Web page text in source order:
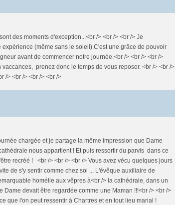
des moments d'exception...<br /> <br /> <br /> Je
(même sans le soleil).C'est une grâce de pouvoir
avant de commencer notre journée.<br /> <br /> <br />
prenez donc le temps de vous reposer. <br /> <br />
/> <br /> <br /> <br />
chargée et je partage la même impression que Dame
nous appartient ! Et puis ressortir du parvis dans ce
recréé ! <br /> <br /> <br /> Vous avez vécu quelques jours
de s'y sentir comme chez soi ... L'évêque auxiliaire de
homélie aux vêpres à<br /> la cathédrale, dans un
Dame devait être regardée comme une Maman !!!<br /> <br />
que l'on peut ressentir à Chartres et en tout lieu marial !